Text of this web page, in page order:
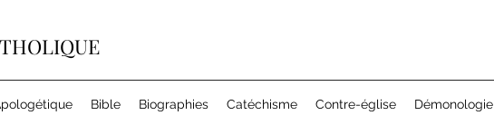
Bible Biographies Catéchisme Contre-église Démonologie